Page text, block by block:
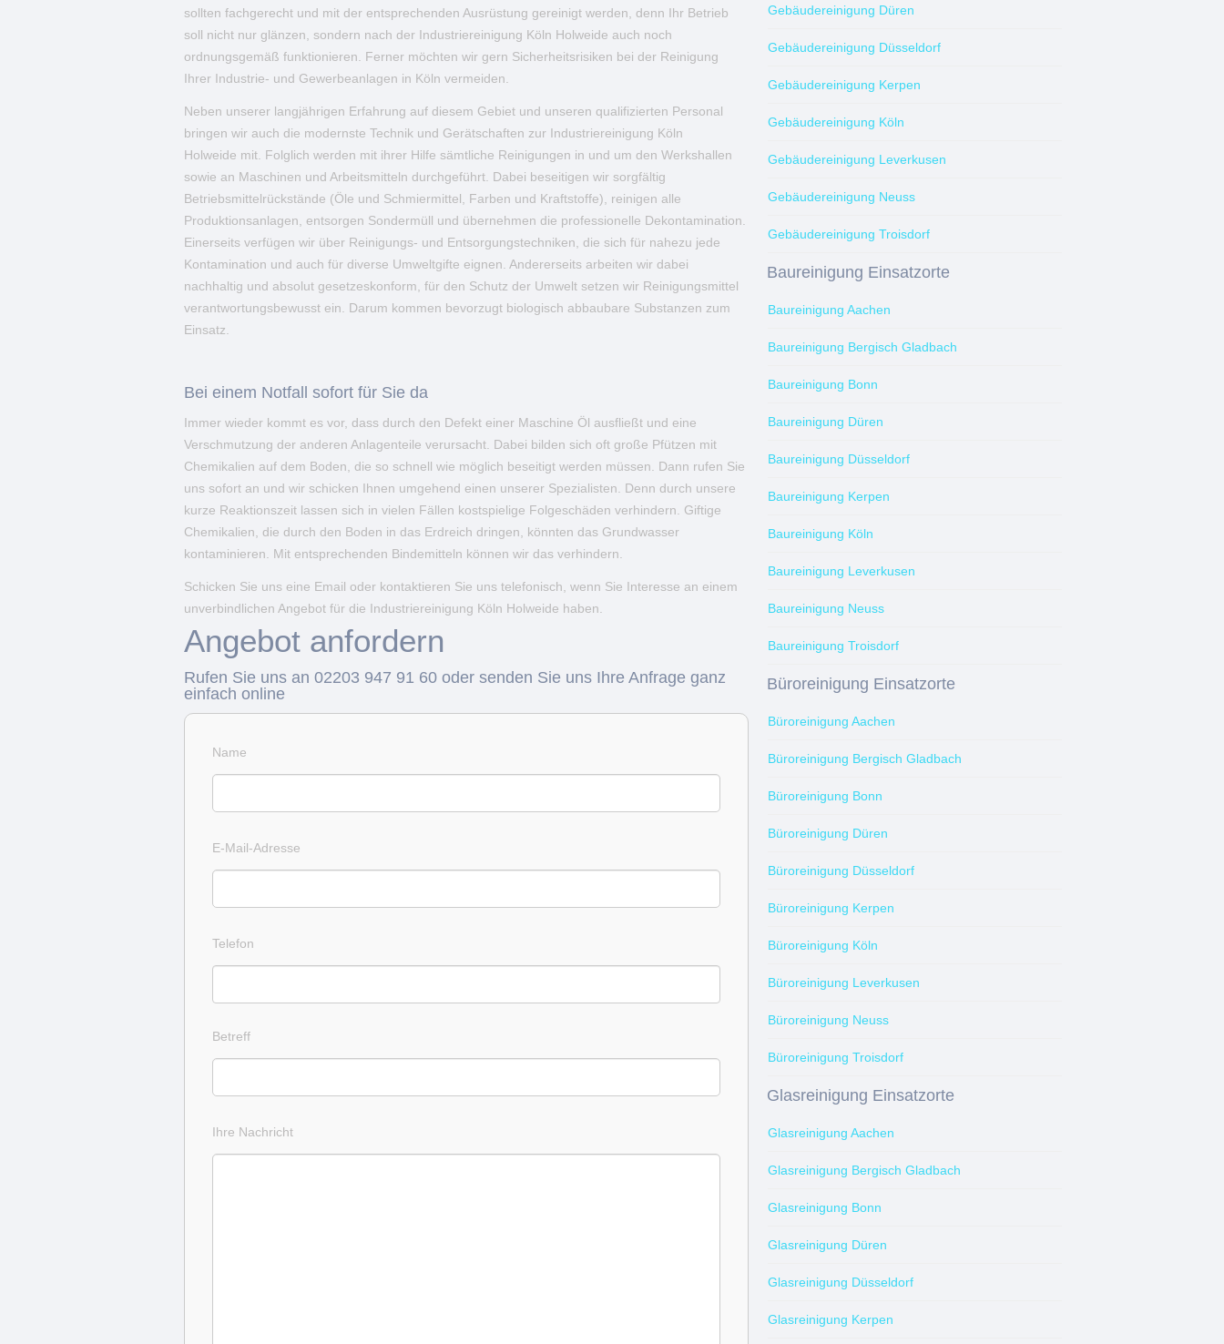
sollten fachgerecht und mit der entsprechenden Ausrüstung gereinigt werden, denn Ihr Betrieb
soll nicht nur glänzen, sondern nach der Industriereinigung Köln Holweide auch noch
ordnungsgemäß funktionieren. Ferner möchten wir gern Sicherheitsrisiken bei der Reinigung
Ihrer Industrie- und Gewerbeanlagen in Köln vermeiden.
Neben unserer langjährigen Erfahrung auf diesem Gebiet und unseren qualifizierten Personal
bringen wir auch die modernste Technik und Gerätschaften zur Industriereinigung Köln
Holweide mit. Folglich werden mit ihrer Hilfe sämtliche Reinigungen in und um den Werkshallen
sowie an Maschinen und Arbeitsmitteln durchgeführt. Dabei beseitigen wir sorgfältig
Betriebsmittelrückstände (Öle und Schmiermittel, Farben und Kraftstoffe), reinigen alle
Produktionsanlagen, entsorgen Sondermüll und übernehmen die professionelle Dekontamination.
Einerseits verfügen wir über Reinigungs- und Entsorgungstechniken, die sich für nahezu jede
Kontamination und auch für diverse Umweltgifte eignen. Andererseits arbeiten wir dabei
nachhaltig und absolut gesetzeskonform, für den Schutz der Umwelt setzen wir Reinigungsmittel
verantwortungsbewusst ein. Darum kommen bevorzugt biologisch abbaubare Substanzen zum
Einsatz.
Bei einem Notfall sofort für Sie da
Immer wieder kommt es vor, dass durch den Defekt einer Maschine Öl ausfließt und eine
Verschmutzung der anderen Anlagenteile verursacht. Dabei bilden sich oft große Pfützen mit
Chemikalien auf dem Boden, die so schnell wie möglich beseitigt werden müssen. Dann rufen Sie
uns sofort an und wir schicken Ihnen umgehend einen unserer Spezialisten. Denn durch unsere
kurze Reaktionszeit lassen sich in vielen Fällen kostspielige Folgeschäden verhindern. Giftige
Chemikalien, die durch den Boden in das Erdreich dringen, könnten das Grundwasser
kontaminieren. Mit entsprechenden Bindemitteln können wir das verhindern.
Schicken Sie uns eine Email oder kontaktieren Sie uns telefonisch, wenn Sie Interesse an einem
unverbindlichen Angebot für die Industriereinigung Köln Holweide haben.
Angebot anfordern
Rufen Sie uns an 02203 947 91 60 oder senden Sie uns Ihre Anfrage ganz
einfach online
Name
E-Mail-Adresse
Telefon
Betreff
Ihre Nachricht
Gebäudereinigung Düren
Gebäudereinigung Düsseldorf
Gebäudereinigung Kerpen
Gebäudereinigung Köln
Gebäudereinigung Leverkusen
Gebäudereinigung Neuss
Gebäudereinigung Troisdorf
Baureinigung Einsatzorte
Baureinigung Aachen
Baureinigung Bergisch Gladbach
Baureinigung Bonn
Baureinigung Düren
Baureinigung Düsseldorf
Baureinigung Kerpen
Baureinigung Köln
Baureinigung Leverkusen
Baureinigung Neuss
Baureinigung Troisdorf
Büroreinigung Einsatzorte
Büroreinigung Aachen
Büroreinigung Bergisch Gladbach
Büroreinigung Bonn
Büroreinigung Düren
Büroreinigung Düsseldorf
Büroreinigung Kerpen
Büroreinigung Köln
Büroreinigung Leverkusen
Büroreinigung Neuss
Büroreinigung Troisdorf
Glasreinigung Einsatzorte
Glasreinigung Aachen
Glasreinigung Bergisch Gladbach
Glasreinigung Bonn
Glasreinigung Düren
Glasreinigung Düsseldorf
Glasreinigung Kerpen